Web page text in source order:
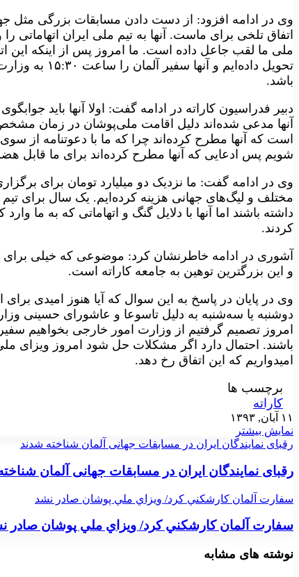
وی در ادامه افزود: از دست دادن مسابقات بزرگی مثل
اتفاق تلخی برای ماست. آنها به تیم ملی ایران اتهاماتی
ملی ما لقب جاعل داده است. ما امروز پس از اینکه این
تحویل
باشد.
دبیر فدراسیون کاراته در ادامه گفت: اولا آنها باید
آنها مدعی شده‌اند دلیل اقامت ملی‌پوشان در زمان
است که آنها مطرح کرده‌اند چرا که ما با دعوتنامه از
شویم پس ادعایی که آنها مطرح کرده‌اند برای ما قابل
وی در ادامه گفت: ما نزدیک دو میلیارد تومان برای
مختلف و لیگ‌های جهانی هزینه کرده‌ایم. یک سال برای
داشته باشند اما آنها با دلایل گنگ و اتهاماتی که به ما
کردند.
آشوری در ادامه خاطرنشان کرد: موضوعی که خیلی برای
و این بزرگترین توهین به جامعه کاراته است.
وی در پایان در پاسخ به این سوال که آیا هنوز امیدی
دوشنبه یا سه‌شنبه به دلیل تاسوعا و عاشورای حسینی
امروز تصمیم گرفتیم از وزارت امور خارجی بخواهیم سفیر
باشند. احتمال دارد اگر مشکلات حل شود امروز ویزای
امیدواریم که این اتفاق رخ دهد.
برچسب ها
کاراته
۱۱ آبان, ۱۳۹۳
نمایش بیشتر
رقبای نمایندگان ایران در مسابقات جهانی آلمان شناخته شدند
رقبای نمایندگان ایران در مسابقات جهانی آلمان
سفارت آلمان كارشكني كرد/ ويزاي ملي پوشان صادر نشد
سفارت آلمان كارشكني كرد/ ويزاي ملي پوشان صادر
نوشته های مشابه